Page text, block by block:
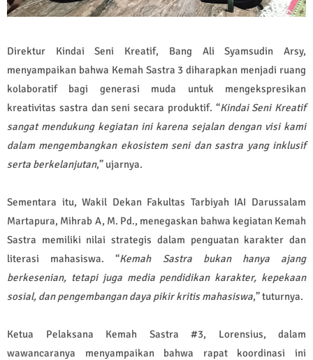
Direktur Kindai Seni Kreatif, Bang Ali Syamsudin Arsy,
menyampaikan bahwa Kemah Sastra 3 diharapkan menjadi ruang
kolaboratif bagi generasi muda untuk mengekspresikan
kreativitas sastra dan seni secara produktif. “Kindai Seni Kreatif
sangat mendukung kegiatan ini karena sejalan dengan visi kami
dalam mengembangkan ekosistem seni dan sastra yang inklusif
serta berkelanjutan,” ujarnya.
Sementara itu, Wakil Dekan Fakultas Tarbiyah IAI Darussalam
Martapura, Mihrab A, M. Pd., menegaskan bahwa kegiatan Kemah
Sastra memiliki nilai strategis dalam penguatan karakter dan
literasi mahasiswa. “Kemah Sastra bukan hanya ajang
berkesenian, tetapi juga media pendidikan karakter, kepekaan
sosial, dan pengembangan daya pikir kritis mahasiswa,” tuturnya.
Ketua Pelaksana Kemah Sastra #3, Lorensius, dalam
wawancaranya menyampaikan bahwa rapat koordinasi ini